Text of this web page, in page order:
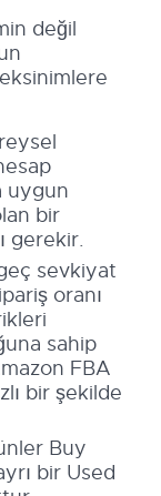
değil
uygun
bir
gerekir.
sevkiyat
oranı
sahip
FBA
bir şekilde
Buy
bir Used